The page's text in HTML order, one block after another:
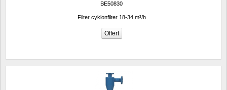
BE50830
Filter cyklonfilter 18-34 m³/h